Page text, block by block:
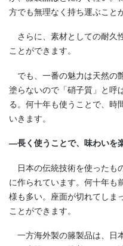
方でも無理なく持ち運ぶこと
さらに、素材としての耐久
ことができます。
でも、一番の魅力は天然の
塗らないので「硝子質」と呼
る。何十年も使うことで、時
いきます。
―長く使うことで、味わいを
日本の伝統技術を使ったも
に作られています。何十年も
様も多い。座面が切れてしま
ことができます。
一方海外製の籐製品は、日